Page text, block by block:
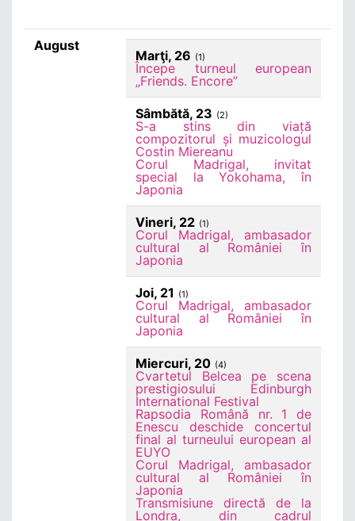
August
Marţi, 26 (1)
Începe turneul european
„Friends. Encore”
Sâmbătă, 23 (2)
S-a stins din viață
compozitorul și muzicologul
Costin Miereanu
Corul Madrigal, invitat
special la Yokohama, în
Japonia
Vineri, 22 (1)
Corul Madrigal, ambasador
cultural al României în
Japonia
Joi, 21 (1)
Corul Madrigal, ambasador
cultural al României în
Japonia
Miercuri, 20 (4)
Cvartetul Belcea pe scena
prestigiosului Edinburgh
International Festival
Rapsodia Română nr. 1 de
Enescu deschide concertul
final al turneului european al
EUYO
Corul Madrigal, ambasador
cultural al României în
Japonia
Transmisiune directă de la
Londra, din cadrul